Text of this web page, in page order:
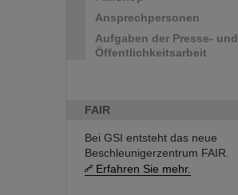
Ansprechpersonen
Aufgaben der Presse- und
Öffentlichkeitsarbeit
FAIR
Bei GSI entsteht das neue
Beschleunigerzentrum FAIR.
Erfahren Sie mehr.